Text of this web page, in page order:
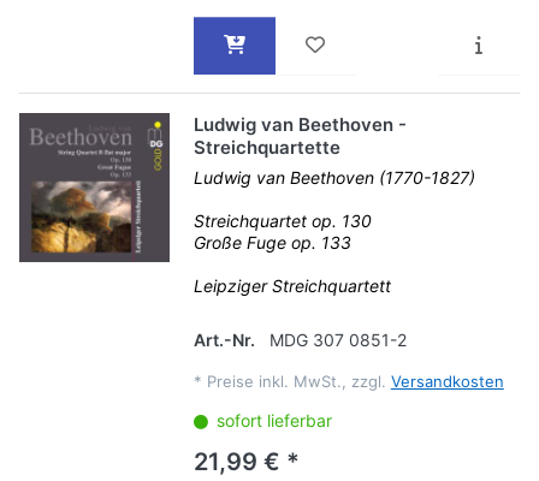
Ludwig van Beethoven -
Streichquartette
Ludwig van Beethoven (1770-1827)
Streichquartet op. 130
Große Fuge op. 133
Leipziger Streichquartett
Art.-Nr. MDG 307 0851-2
* Preise inkl. MwSt., zzgl. Versandkosten
sofort lieferbar
21,99 € *